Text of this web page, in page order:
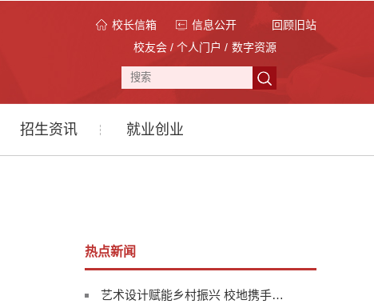
校长信箱 信息公开
回顾旧站
校友会 / 个人门户 / 数字资源
招生资讯 就业创业
热点新闻
艺术设计赋能乡村振兴 校地携手…